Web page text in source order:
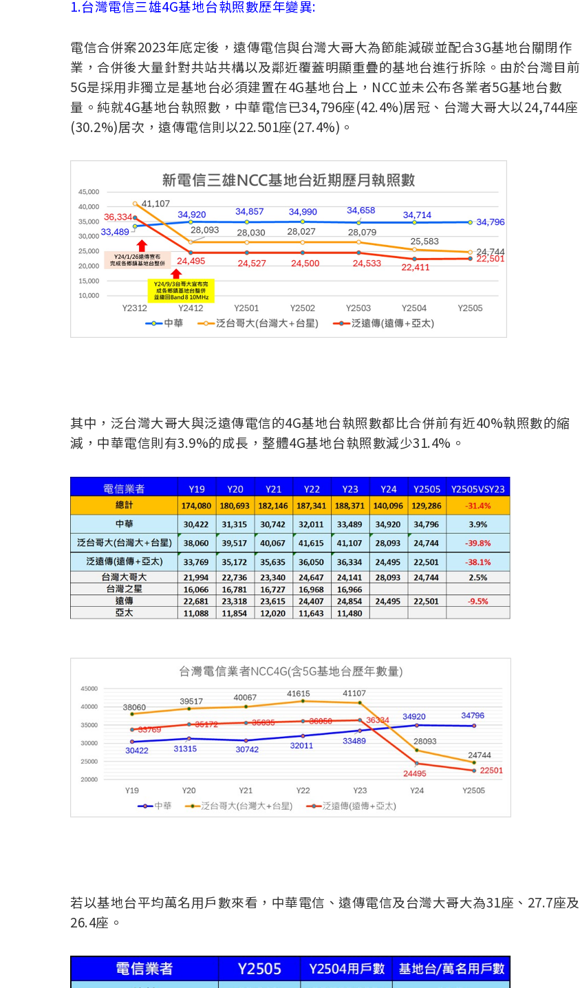
1.台灣電信三雄4G基地台執照數歷年變異:
電信合併案2023年底定後，遠傳電信與台灣大哥大為節能減碳並配合3G基地台關閉作
業，合併後大量針對共站共構以及鄰近覆蓋明顯重疊的基地台進行拆除。由於台灣目前
5G是採用非獨立是基地台必須建置在4G基地台上，NCC並未公布各業者5G基地台數
量。純就4G基地台執照數，中華電信已34,796座(42.4%)居冠、台灣大哥大以24,744座
(30.2%)居次，遠傳電信則以22.501座(27.4%)。
其中，泛台灣大哥大與泛遠傳電信的4G基地台執照數都比合併前有近40%執照數的縮
減，中華電信則有3.9%的成長，整體4G基地台執照數減少31.4%。
若以基地台平均萬名用戶數來看，中華電信、遠傳電信及台灣大哥大為31座、27.7座及
26.4座。